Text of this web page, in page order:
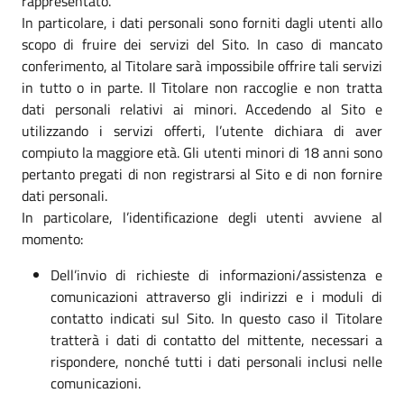
In particolare, i dati personali sono forniti dagli utenti allo
scopo di fruire dei servizi del Sito. In caso di mancato
conferimento, al Titolare sarà impossibile offrire tali servizi
in tutto o in parte. Il Titolare non raccoglie e non tratta
dati personali relativi ai minori. Accedendo al Sito e
utilizzando i servizi offerti, l’utente dichiara di aver
compiuto la maggiore età. Gli utenti minori di 18 anni sono
pertanto pregati di non registrarsi al Sito e di non fornire
dati personali.
In particolare, l’identificazione degli utenti avviene al
momento:
Dell’invio di richieste di informazioni/assistenza e
comunicazioni attraverso gli indirizzi e i moduli di
contatto indicati sul Sito. In questo caso il Titolare
tratterà i dati di contatto del mittente, necessari a
rispondere, nonché tutti i dati personali inclusi nelle
comunicazioni.